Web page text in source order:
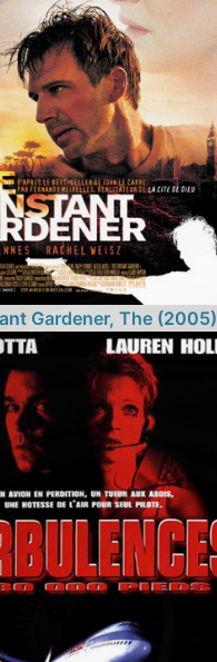
Gardener, The (2005)